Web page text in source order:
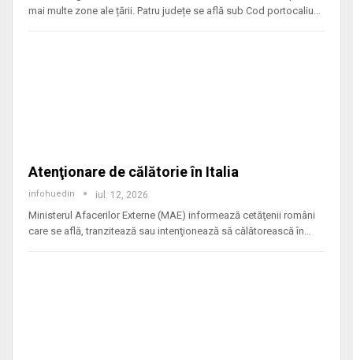
mai multe zone ale țării. Patru județe se află sub Cod portocaliu…
Atenţionare de călătorie în Italia
infohuedin iul. 12, 2026
Ministerul Afacerilor Externe (MAE) informează cetăţenii români
care se află, tranzitează sau intenţionează să călătorească în